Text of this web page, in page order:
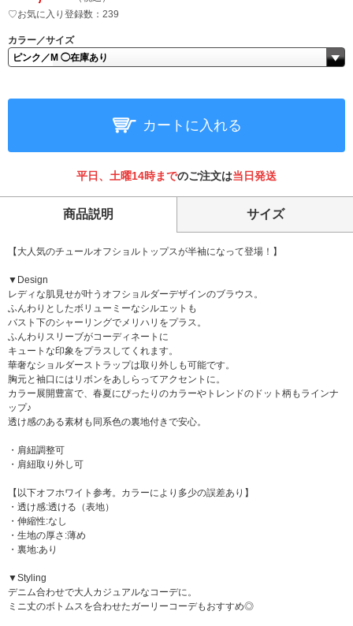
♡お気に入り登録数：239
カラー／サイズ
カートに入れる
平日、土曜14時までのご注文は当日発送
商品説明 サイズ
【大人気のチュールオフショルトップスが半袖になって登場！】
▼Design
レディな肌見せが叶うオフショルダーデザインのブラウス。
ふんわりとしたボリューミーなシルエットも
バスト下のシャーリングでメリハリをプラス。
ふんわりスリーブがコーディネートに
キュートな印象をプラスしてくれます。
華奢なショルダーストラップは取り外しも可能です。
胸元と袖口にはリボンをあしらってアクセントに。
カラー展開豊富で、春夏にぴったりのカラーやトレンドのドット柄もラインナ
ップ♪
透け感のある素材も同系色の裏地付きで安心。
・肩紐調整可
・肩紐取り外し可
【以下オフホワイト参考。カラーにより多少の誤差あり】
・透け感:透ける（表地）
・伸縮性:なし
・生地の厚さ:薄め
・裏地:あり
▼Styling
デニム合わせで大人カジュアルなコーデに。
ミニ丈のボトムスを合わせたガーリーコーデもおすすめ◎